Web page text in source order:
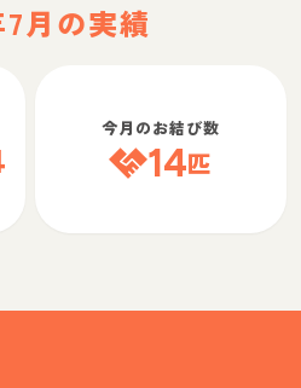
月の実績
今月のお結び数
14匹